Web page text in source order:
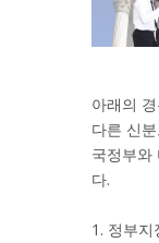
아래의
다른 신
국정부와
다.
1. 정부